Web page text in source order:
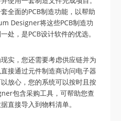
全面的PCB制造功能，以帮助
Designer将这些PCB制造功
处，是PCB设计软件的优选。
实，您还需要考虑供应链并为
接通过元件制造商访问电子器
放心，您的系统可以按时且按
包含采购工具，可帮助您查
直接导入到物料清单。